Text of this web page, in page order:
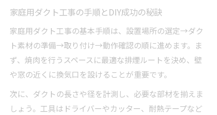
家庭用ダクト工事の手順とDIY成功の秘訣
家庭用ダクト工事の基本手順は、設置場所の選定→ダク
ト素材の準備→取り付け→動作確認の順に進めます。ま
ず、焼肉を行うスペースに最適な排煙ルートを決め、壁
や窓の近くに換気口を設けることが重要です。
次に、ダクトの長さや径を計測し、必要な部材を揃えま
しょう。工具はドライバーやカッター、耐熱テープなど